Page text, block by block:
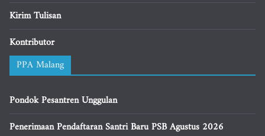
Kirim Tulisan
Kontributor
PPA Malang
Pondok Pesantren Unggulan
Penerimaan Pendaftaran Santri Baru PSB Agustus 2026